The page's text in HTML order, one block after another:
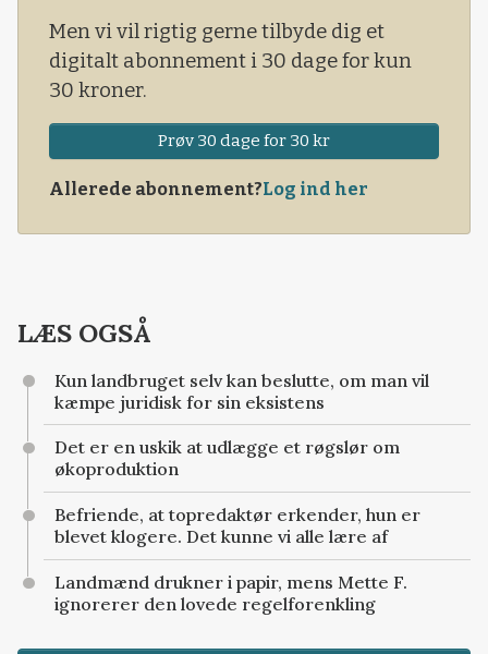
Men vi vil rigtig gerne tilbyde dig et
digitalt abonnement i 30 dage for kun
30 kroner.
Prøv 30 dage for 30 kr
Allerede abonnement?Log ind her
LÆS OGSÅ
Kun landbruget selv kan beslutte, om man vil
kæmpe juridisk for sin eksistens
Det er en uskik at udlægge et røgslør om
økoproduktion
Befriende, at topredaktør erkender, hun er
blevet klogere. Det kunne vi alle lære af
Landmænd drukner i papir, mens Mette F.
ignorerer den lovede regelforenkling